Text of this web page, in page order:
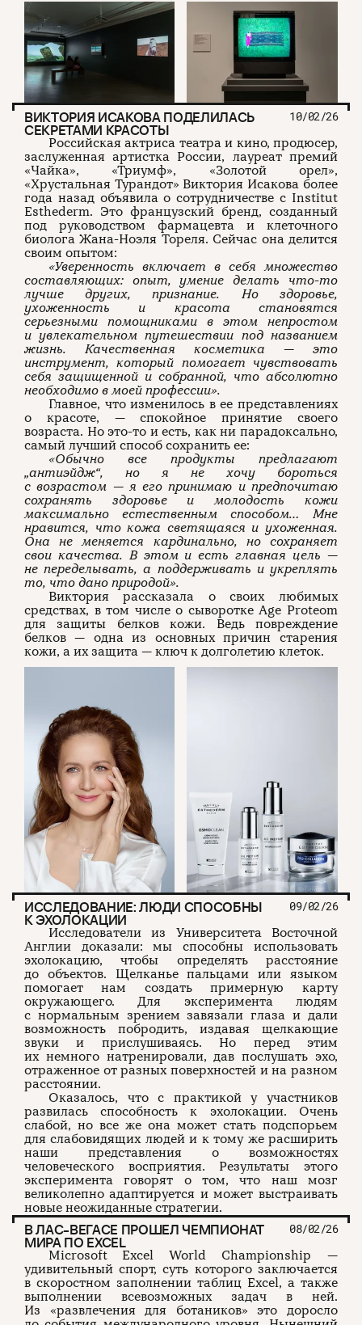
ВИКТОРИЯ ИСАКОВА ПОДЕЛИЛАСЬ
СЕКРЕТАМИ КРАСОТЫ
10/02/26
Российская актриса театра и кино, продюсер,
заслуженная артистка России, лауреат премий
«Чайка», «Триумф», «Золотой орел»,
«Хрустальная Турандот» Виктория Исакова более
года назад объявила о сотрудничестве с Institut
Esthederm. Это французский бренд, созданный
под руководством фармацевта и клеточного
биолога Жана-Ноэля Тореля. Сейчас она делится
своим опытом:
«Уверенность включает в себя множество
составляющих: опыт, умение делать что-то
лучше других, признание. Но здоровье,
ухоженность и красота становятся
серьезными помощниками в этом непростом
и увлекательном путешествии под названием
жизнь. Качественная косметика — это
инструмент, который помогает чувствовать
себя защищенной и собранной, что абсолютно
необходимо в моей профессии».
Главное, что изменилось в ее представлениях
о красоте, — спокойное принятие своего
возраста. Но это-то и есть, как ни парадоксально,
самый лучший способ сохранить ее:
«Обычно все продукты предлагают
„антиэйдж“, но я не хочу бороться
с возрастом — я его принимаю и предпочитаю
сохранять здоровье и молодость кожи
максимально естественным способом… Мне
нравится, что кожа светящаяся и ухоженная.
Она не меняется кардинально, но сохраняет
свои качества. В этом и есть главная цель —
не переделывать, а поддерживать и укреплять
то, что дано природой».
Виктория рассказала о своих любимых
средствах, в том числе о сыворотке Age Proteom
для защиты белков кожи. Ведь повреждение
белков — одна из основных причин старения
кожи, а их защита — ключ к долголетию клеток.
ИССЛЕДОВАНИЕ: ЛЮДИ СПОСОБНЫ
К ЭХОЛОКАЦИИ
09/02/26
Исследователи из Университета Восточной
Англии доказали: мы способны использовать
эхолокацию, чтобы определять расстояние
до объектов. Щелканье пальцами или языком
помогает нам создать примерную карту
окружающего. Для эксперимента людям
с нормальным зрением завязали глаза и дали
возможность побродить, издавая щелкающие
звуки и прислушиваясь. Но перед этим
их немного натренировали, дав послушать эхо,
отраженное от разных поверхностей и на разном
расстоянии.
Оказалось, что с практикой у участников
развилась способность к эхолокации. Очень
слабой, но все же она может стать подспорьем
для слабовидящих людей и к тому же расширить
наши представления о возможностях
человеческого восприятия. Результаты этого
эксперимента говорят о том, что наш мозг
великолепно адаптируется и может выстраивать
новые неожиданные стратегии.
В ЛАС-ВЕГАСЕ ПРОШЕЛ ЧЕМПИОНАТ
МИРА ПО EXCEL
08/02/26
Microsoft Excel World Championship —
удивительный спорт, суть которого заключается
в скоростном заполнении таблиц Excel, а также
выполнении всевозможных задач в ней.
Из «развлечения для ботаников» это доросло